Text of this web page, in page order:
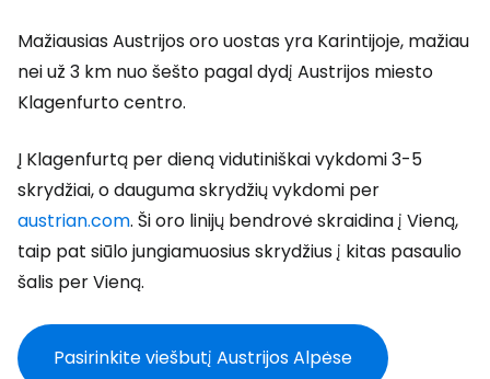
Mažiausias Austrijos oro uostas yra Karintijoje, mažiau
nei už 3 km nuo šešto pagal dydį Austrijos miesto
Klagenfurto centro.
Į Klagenfurtą per dieną vidutiniškai vykdomi 3-5
skrydžiai, o dauguma skrydžių vykdomi per
austrian.com. Ši oro linijų bendrovė skraidina į Vieną,
taip pat siūlo jungiamuosius skrydžius į kitas pasaulio
šalis per Vieną.
Pasirinkite viešbutį Austrijos Alpėse